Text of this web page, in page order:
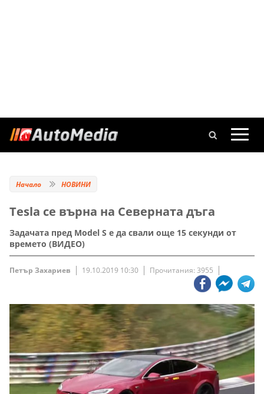
Начало НОВИНИ
Tesla се върна на Северната дъга
Задачата пред Model S е да свали още 15 секунди от
времето (ВИДЕО)
Петър Захариев 19.10.2019 10:30 Прочитания: 3955